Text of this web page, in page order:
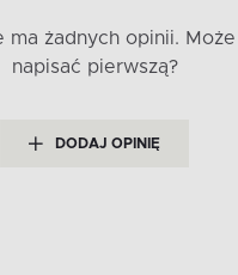
ma żadnych opinii.
napisać pierwszą?
DODAJ OPINIĘ